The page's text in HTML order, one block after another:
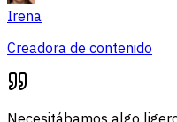
Irena
Creadora de contenido